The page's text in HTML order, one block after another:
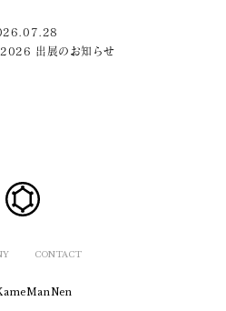
出展のお知らせ
CONTACT